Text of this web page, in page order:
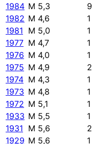
1984 M 5,3
9
1982 M 4,6
1
1981 M 5,0
1
1977 M 4,7
1
1976 M 4,0
1
1975 M 4,9
2
1974 M 4,3
1
1973 M 4,8
1
1972 M 5,1
1
1933 M 5,5
1
1931 M 5,6
2
1929 M 5,6
1